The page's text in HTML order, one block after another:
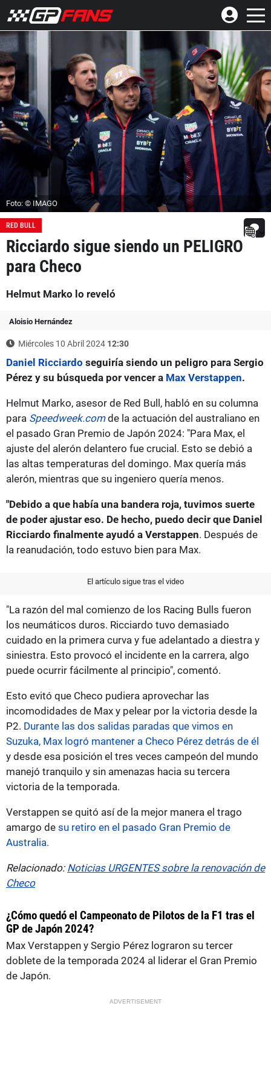
Foto: © IMAGO
RED BULL
Ricciardo sigue siendo un PELIGRO
para Checo
Helmut Marko lo reveló
Aloisio Hernández
Miércoles 10 Abril 2024 12:30
Daniel Ricciardo seguiría siendo un peligro para Sergio
Pérez y su búsqueda por vencer a Max Verstappen.
Helmut Marko, asesor de Red Bull, habló en su columna
para Speedweek.comde la actuación del australiano en
el pasado Gran Premio de Japón 2024: "Para Max, el
ajuste del alerón delantero fue crucial. Esto se debió a
las altas temperaturas del domingo. Max quería más
alerón, mientras que su ingeniero quería menos.
"Debido a que había una bandera roja, tuvimos suerte
de poder ajustar eso. De hecho, puedo decir que Daniel
Ricciardo finalmente ayudó a Verstappen. Después de
la reanudación, todo estuvo bien para Max.
El artículo sigue tras el video
"La razón del mal comienzo de los Racing Bulls fueron
los neumáticos duros. Ricciardo tuvo demasiado
cuidado en la primera curva y fue adelantado a diestra y
siniestra. Esto provocó el incidente en la carrera, algo
puede ocurrir fácilmente al principio", comentó.
Esto evitó que Checo pudiera aprovechar las
incomodidades de Max y pelear por la victoria desde la
P2. Durante las dos salidas paradas que vimos en
Suzuka, Max logró mantener a Checo Pérez detrás de él
y desde esa posición el tres veces campeón del mundo
manejó tranquilo y sin amenazas hacia su tercera
victoria de la temporada.
Verstappen se quitó así de la mejor manera el trago
amargo de su retiro en el pasado Gran Premio de
Australia.
Relacionado: Noticias URGENTES sobre la renovación de
Checo
¿Cómo quedó el Campeonato de Pilotos de la F1 tras el
GP de Japón 2024?
Max Verstappen y Sergio Pérez lograron su tercer
doblete de la temporada 2024 al liderar el Gran Premio
de Japón.
ADVERTISEMENT